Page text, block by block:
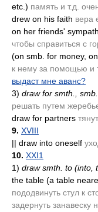
etc.) память и т.д.
drew on his faith вера
on her friends'
чтобы справиться с
(on smb. for money,
к нему за помощью и
выдаст мне аванс?
3) draw for smth., smb.
решать путем
draw for partners
9. XVIII
|| draw into oneself
10. XXI1
1) draw smth. to (into,
the table (a table
пододвинуть стул к
задернуть занавеску